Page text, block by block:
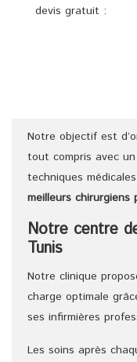
devis gratuit :
Notre objectif est
tout compris avec
techniques
meilleurs chirurgiens
Notre centre
Tunis
Notre clinique
charge optimale
ses infirmières
Les soins après